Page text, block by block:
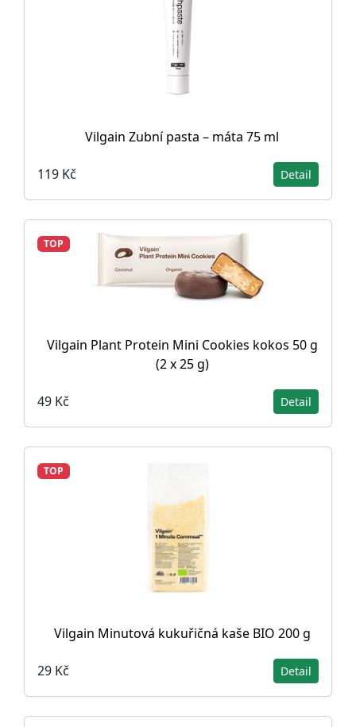
Vilgain Zubní pasta – máta 75 ml
119 Kč Detail
TOP
Vilgain Plant Protein Mini Cookies kokos 50 g
(2 x 25 g)
49 Kč Detail
TOP
Vilgain Minutová kukuřičná kaše BIO 200 g
29 Kč Detail